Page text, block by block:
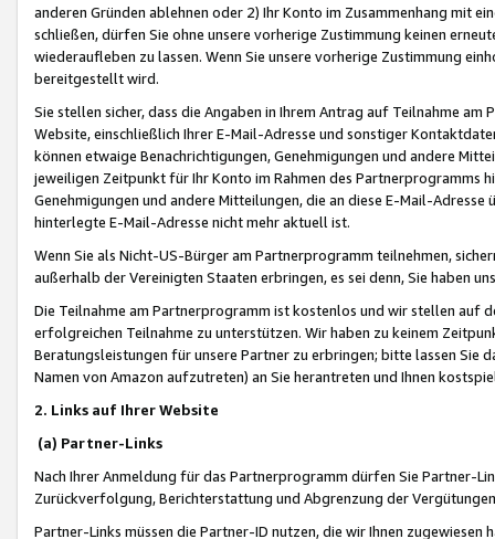
anderen Gründen ablehnen oder 2) Ihr Konto im Zusammenhang mit
schließen, dürfen Sie ohne unsere vorherige Zustimmung keinen
wiederaufleben zu lassen. Wenn Sie unsere vorherige Zustimmung
bereitgestellt wird.
Sie stellen sicher, dass die Angaben in Ihrem Antrag auf Teilnahme
Website, einschließlich Ihrer E-Mail-Adresse und sonstiger
können etwaige Benachrichtigungen, Genehmigungen und andere
jeweiligen Zeitpunkt für Ihr Konto im Rahmen des Partnerprogramms
Genehmigungen und andere Mitteilungen, die an diese E-Mail-
hinterlegte E-Mail-Adresse nicht mehr aktuell ist.
Wenn Sie als Nicht-US-Bürger am Partnerprogramm teilnehmen,
außerhalb der Vereinigten Staaten erbringen, es sei denn, Sie haben
Die Teilnahme am Partnerprogramm ist kostenlos und wir stellen auf
erfolgreichen Teilnahme zu unterstützen. Wir haben zu keinem
Beratungsleistungen für unsere Partner zu erbringen; bitte lassen Sie
Namen von Amazon aufzutreten) an Sie herantreten und Ihnen
2. Links auf Ihrer Website
(a) Partner-Links
Nach Ihrer Anmeldung für das Partnerprogramm dürfen Sie Partner-
Zurückverfolgung, Berichterstattung und Abgrenzung der
Partner-Links müssen die Partner-ID nutzen, die wir Ihnen zugewiesen